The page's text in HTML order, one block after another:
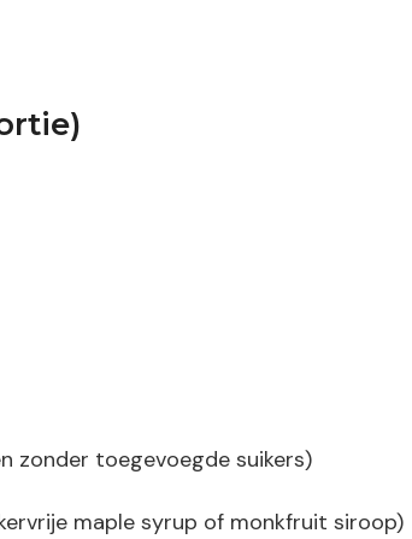
zonder toegevoegde suikers)
maple syrup of monkfruit siroop)